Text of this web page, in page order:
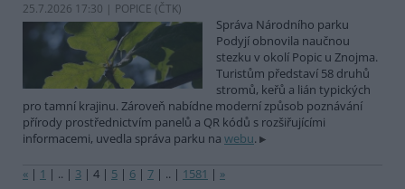
25.7.2026 17:30 | POPICE (ČTK)
Správa Národního parku
Podyjí obnovila naučnou
stezku v okolí Popic u Znojma.
Turistům představí 58 druhů
stromů, keřů a lián typických
pro tamní krajinu. Zároveň nabídne moderní způsob poznávání
přírody prostřednictvím panelů a QR kódů s rozšiřujícími
informacemi, uvedla správa parku na webu.
« | 1 | .. | 3 | 4 | 5 | 6 | 7 | .. | 1581 | »